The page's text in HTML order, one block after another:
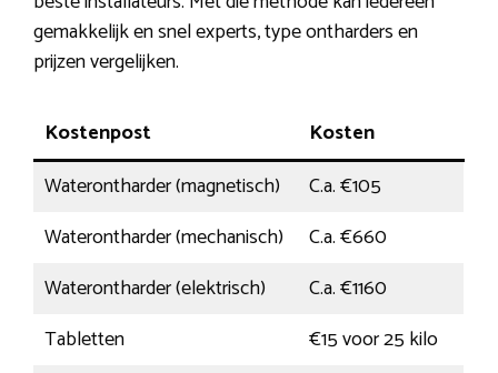
gemakkelijk en snel experts, type ontharders en
prijzen vergelijken.
Kostenpost
Kosten
Waterontharder (magnetisch)
C.a. €105
Waterontharder (mechanisch)
C.a. €660
Waterontharder (elektrisch)
C.a. €1160
Tabletten
€15 voor 25 kilo